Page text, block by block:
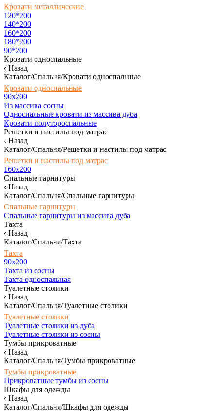
Кровати металлические
120*200
140*200
160*200
180*200
90*200
Кровати односпальные
Назад
Каталог/Спальня/Кровати односпальные
Кровати односпальные
90х200
Из массива сосны
Односпальные кровати из массива дуба
Кровати полутороспальные
Решетки и настилы под матрас
Назад
Каталог/Спальня/Решетки и настилы под матрас
Решетки и настилы под матрас
160х200
Спальные гарнитуры
Назад
Каталог/Спальня/Спальные гарнитуры
Спальные гарнитуры
Спальные гарнитуры из массива дуба
Тахта
Назад
Каталог/Спальня/Тахта
Тахта
90х200
Тахта из сосны
Тахта односпальная
Туалетные столики
Назад
Каталог/Спальня/Туалетные столики
Туалетные столики
Туалетные столики из дуба
Туалетные столики из сосны
Тумбы прикроватные
Назад
Каталог/Спальня/Тумбы прикроватные
Тумбы прикроватные
Прикроватные тумбы из сосны
Шкафы для одежды
Назад
Каталог/Спальня/Шкафы для одежды